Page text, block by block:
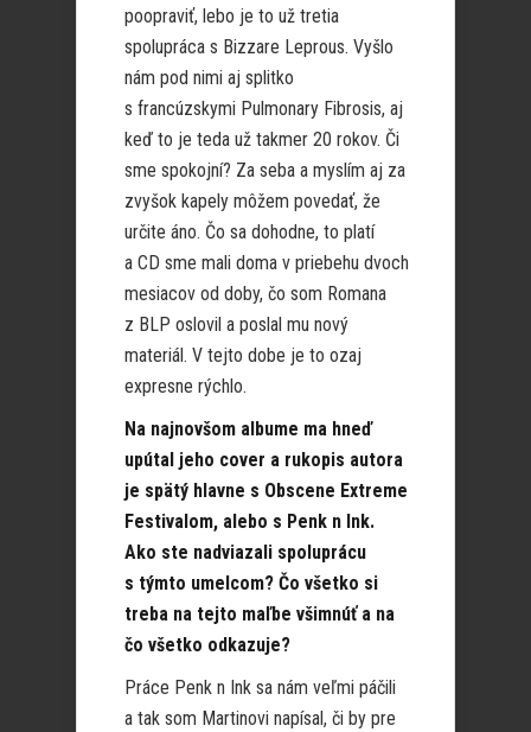
poopraviť, lebo je to už tretia
spolupráca s Bizzare Leprous. Vyšlo
nám pod nimi aj splitko
s francúzskymi Pulmonary Fibrosis, aj
keď to je teda už takmer 20 rokov. Či
sme spokojní? Za seba a myslím aj za
zvyšok kapely môžem povedať, že
určite áno. Čo sa dohodne, to platí
a CD sme mali doma v priebehu dvoch
mesiacov od doby, čo som Romana
z BLP oslovil a poslal mu nový
materiál. V tejto dobe je to ozaj
expresne rýchlo.
Na najnovšom albume ma hneď
upútal jeho cover a rukopis autora
je spätý hlavne s Obscene Extreme
Festivalom, alebo s Penk n Ink.
Ako ste nadviazali spoluprácu
s týmto umelcom? Čo všetko si
treba na tejto maľbe všimnúť a na
čo všetko odkazuje?
Práce Penk n Ink sa nám veľmi páčili
a tak som Martinovi napísal, či by pre